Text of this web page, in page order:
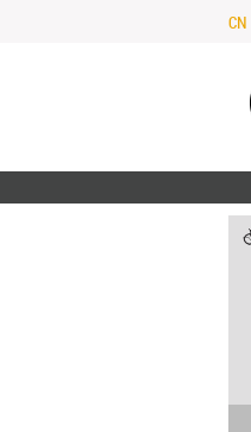
CN